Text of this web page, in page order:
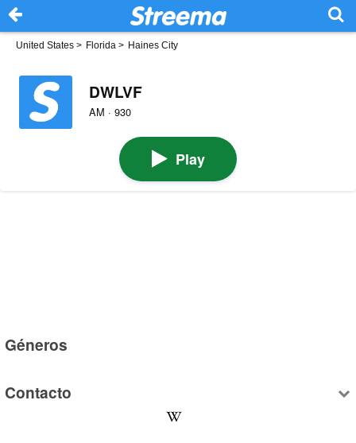
United States > Florida > Haines City
DWLVF
AM · 930
Play
Géneros
Contacto